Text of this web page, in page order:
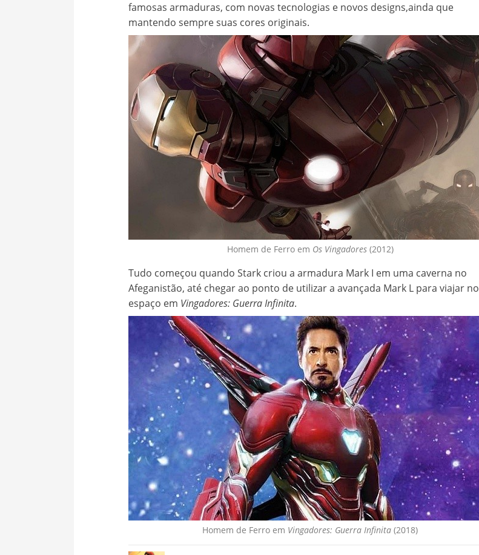
famosas armaduras, com novas tecnologias e novos designs,ainda que
mantendo sempre suas cores originais.
Homem de Ferro em Os Vingadores(2012)
Tudo começou quando Stark criou a armadura Mark I em uma caverna no
Afeganistão, até chegar ao ponto de utilizar a avançada Mark L para viajar no
espaço em Vingadores: Guerra Infinita.
Homem de Ferro em Vingadores: Guerra Infinita (2018)